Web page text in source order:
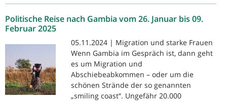
Politische Reise nach Gambia vom 26. Januar bis 09.
Februar 2025
05.11.2024 | Migration und starke Frauen
Wenn Gambia im Gespräch ist, dann geht
es um Migration und
Abschiebeabkommen – oder um die
schönen Strände der so genannten
„smiling coast“. Ungefähr 20.000